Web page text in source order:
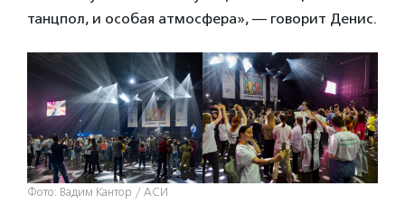
танцпол, и особая атмосфера», — говорит Денис.
Фото: Вадим Кантор / АСИ